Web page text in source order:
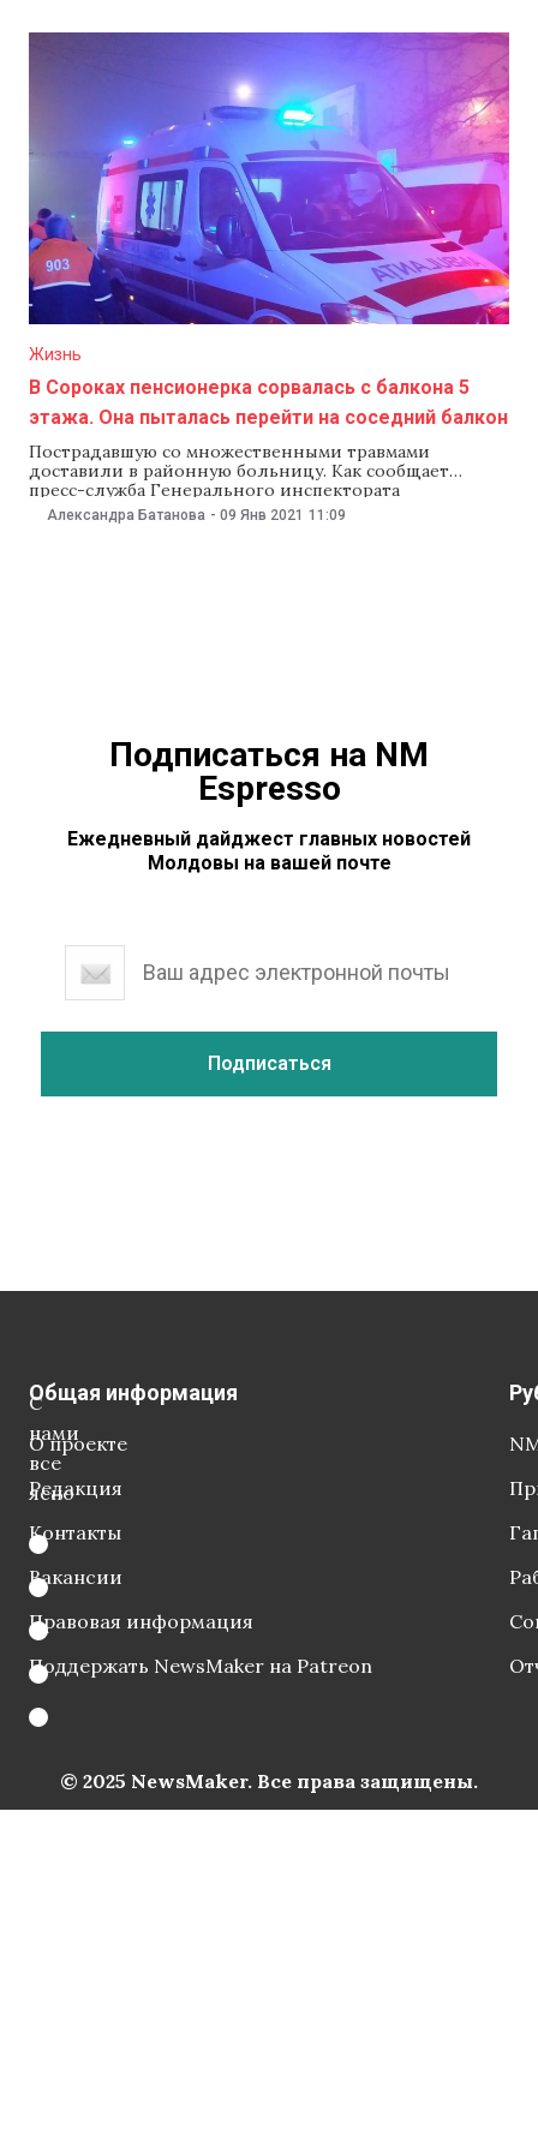
стран. Все приехавшие в Румынию из «красной зоны»
Жизнь
В Сороках пенсионерка сорвалась с балкона 5
этажа. Она пыталась перейти на соседний балкон
Пострадавшую со множественными травмами
доставили в районную больницу. Как сообщает
пресс-служба Генерального инспектората
чрезвычайных ситуаций, звонок спасателям поступил
в 3:12 в ночь на 9 января. Звонивший сообщил, что 64-
Александра Батанова - 09 Янв 2021 11:09
Подписаться на NM
Espresso
Ежедневный дайджест главных новостей
Молдовы на вашей почте
С
нами
все
ясно
Общая информация
О проекте
Редакция
Контакты
Вакансии
Правовая информация
Поддержать NewsMaker на Patreon
© 2025 NewsMaker. Все права защищены.